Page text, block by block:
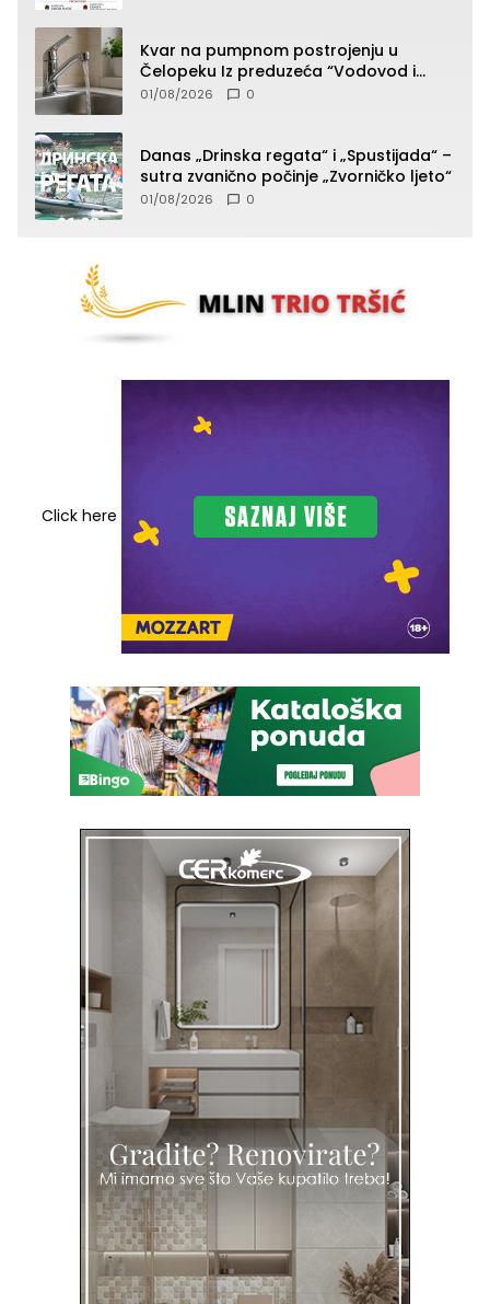
Kvar na pumpnom postrojenju u
Čelopeku Iz preduzeća “Vodovod i
komunalije”
01/08/2026 0
Danas „Drinska regata“ i „Spustijada“ –
sutra zvanično počinje „Zvorničko ljeto“
01/08/2026 0
Click here